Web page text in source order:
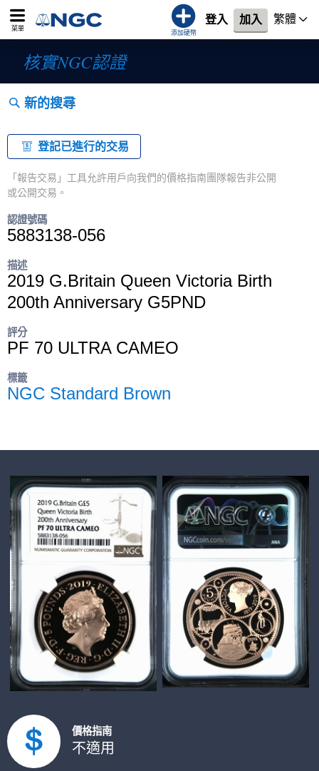
菜單
添加硬幣
登入 加入 繁體
核實NGC認證
新的搜尋
登記已進行的交易
「報告交易」工具允許用戶向我們的價格指南團隊報告非公開
或公開交易。
認證號碼
5883138-056
描述
2019 G.Britain Queen Victoria Birth
200th Anniversary G5PND
評分
PF 70 ULTRA CAMEO
標籤
NGC Standard Brown
價格指南
不適用